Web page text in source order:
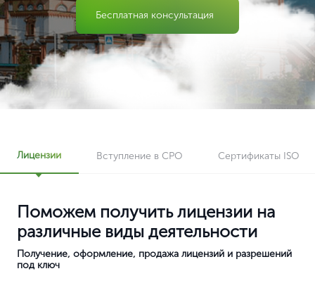
Бесплатная консультация
Лицензии Вступление в СРО Сертификаты ISO
Поможем получить лицензии на
различные виды деятельности
Получение, оформление, продажа лицензий и разрешений
под ключ